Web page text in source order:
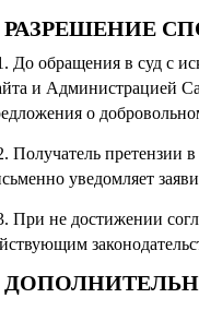
РАЗРЕШЕНИЕ
До обращения в суд с
и Администрацией
о
Получатель претензии
уведомляет
При не достижении